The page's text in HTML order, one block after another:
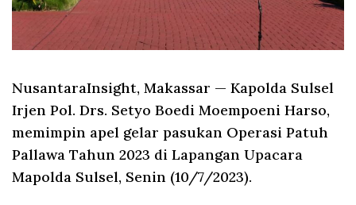
NusantaraInsight, Makassar — Kapolda Sulsel
Irjen Pol. Drs. Setyo Boedi Moempoeni Harso,
memimpin apel gelar pasukan Operasi Patuh
Pallawa Tahun 2023 di Lapangan Upacara
Mapolda Sulsel, Senin (10/7/2023).